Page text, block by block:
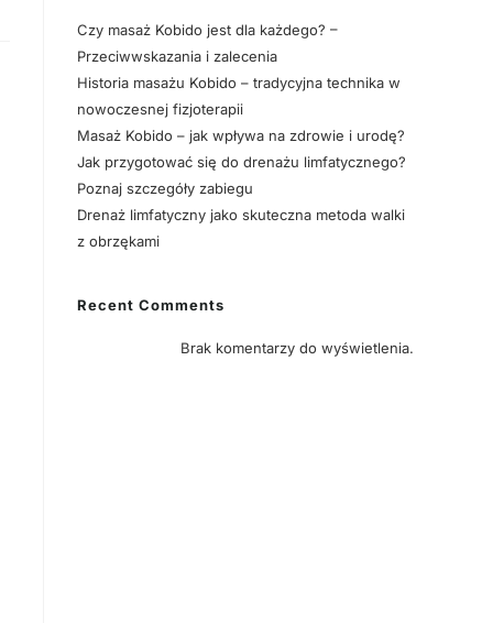
Czy masaż Kobido jest dla każdego? –
Przeciwwskazania i zalecenia
Historia masażu Kobido – tradycyjna technika w
nowoczesnej fizjoterapii
Masaż Kobido – jak wpływa na zdrowie i urodę?
Jak przygotować się do drenażu limfatycznego?
Poznaj szczegóły zabiegu
Drenaż limfatyczny jako skuteczna metoda walki
z obrzękami
Recent Comments
Brak komentarzy do wyświetlenia.